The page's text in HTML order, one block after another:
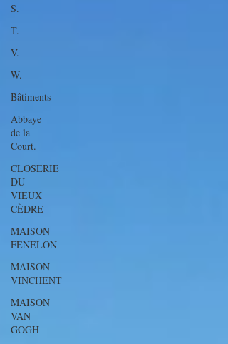
S.
T.
V.
W.
Bâtiments
Abbaye
de la
Court.
CLOSERIE
DU
VIEUX
CÈDRE
MAISON
FENELON
MAISON
VINCHENT
MAISON
VAN
GOGH